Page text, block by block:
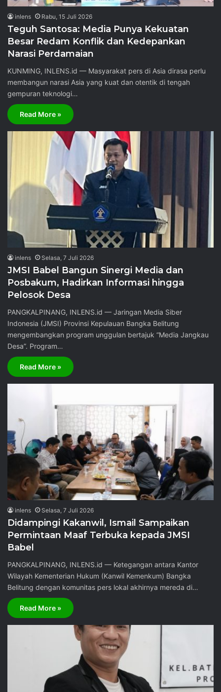
inlens Rabu, 15 Juli 2026
Teguh Santosa: Media Punya Kekuatan
Besar Redam Konflik dan Kedepankan
Narasi Perdamaian
KUNMING, INLENS.id — Masyarakat pers di Asia dirasa perlu
membangun narasi Asia yang kuat dan otentik di tengah
gempuran teknologi…
Read More »
inlens Selasa, 7 Juli 2026
JMSI Babel Bangun Sinergi Media dan
Posbakum, Hadirkan Informasi hingga
Pelosok Desa
PANGKALPINANG, INLENS.id — Jaringan Media Siber
Indonesia (JMSI) Provinsi Kepulauan Bangka Belitung
mengembangkan program unggulan bertajuk “Media Jangkau
Desa”. Program…
Read More »
inlens Selasa, 7 Juli 2026
Didampingi Kakanwil, Ismail Sampaikan
Permintaan Maaf Terbuka kepada JMSI
Babel
PANGKALPINANG, INLENS.id — Ketegangan antara Kantor
Wilayah Kementerian Hukum (Kanwil Kemenkum) Bangka
Belitung dengan komunitas pers lokal akhirnya mereda di…
Read More »